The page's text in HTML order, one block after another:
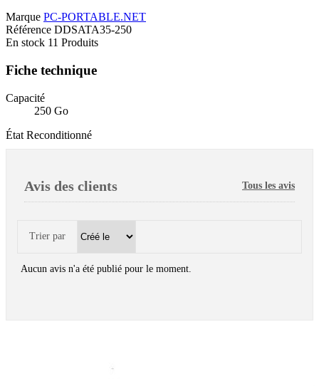
Marque PC-PORTABLE.NET
Référence DDSATA35-250
En stock 11 Produits
Fiche technique
Capacité
250 Go
État Reconditionné
Avis des clients Tous les avis
Trier par
Aucun avis n'a été publié pour le moment.